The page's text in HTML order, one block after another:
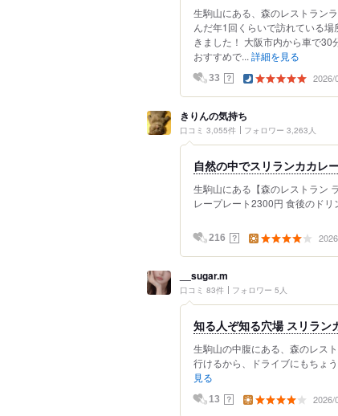
生駒山にある、森のレストラン
んだ年1回くらいで訪れている
きました！ 大阪市内から車で
おすすめで... 詳細を見る
33 ？ 2026/
きりんの気持ち
口コミ 3,055件 フォロワー 3,263人
自然の中でスリランカカレ
生駒山にある【森のレストラン
レープレート2300円 食後のド
216 ？
__sugar.m
口コミ 83件 フォロワー 5人
知る人ぞ知る穴場 スリラン
生駒山の中腹にある、森のレス
行けるから、ドライブにもちょ
見る
13 ？ 2026/